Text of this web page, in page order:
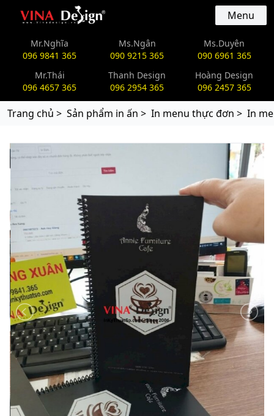
vinadesign.vn Menu
Mr.Nghĩa
096 9841 365
Ms.Ngân
090 9215 365
Ms.Duyên
090 6961 365
Mr.Thái
096 4657 365
Thanh Design
096 2954 365
Hoàng Design
096 2457 365
Trang chủ > Sản phẩm in ấn > In menu thực đơn > In